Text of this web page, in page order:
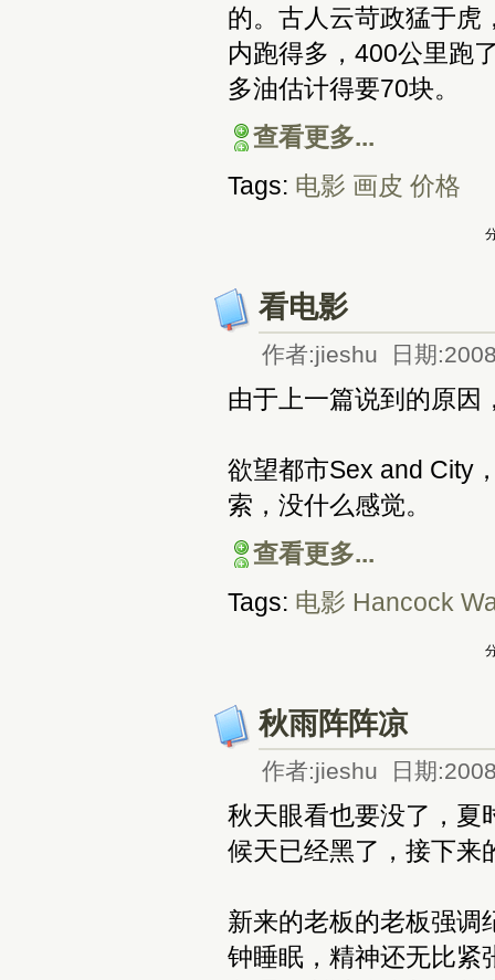
的。古人云苛政猛于虎
内跑得多，400公里跑
多油估计得要70块。
查看更多...
Tags: 电影 画皮 价格
看电影
作者:jieshu 日期
由于上一篇说到的原因
欲望都市Sex and City
索，没什么感觉。
查看更多...
Tags: 电影 Hancock
秋雨阵阵凉
作者:jieshu 日期
秋天眼看也要没了，夏
候天已经黑了，接下来
新来的老板的老板强调
钟睡眠，精神还无比紧